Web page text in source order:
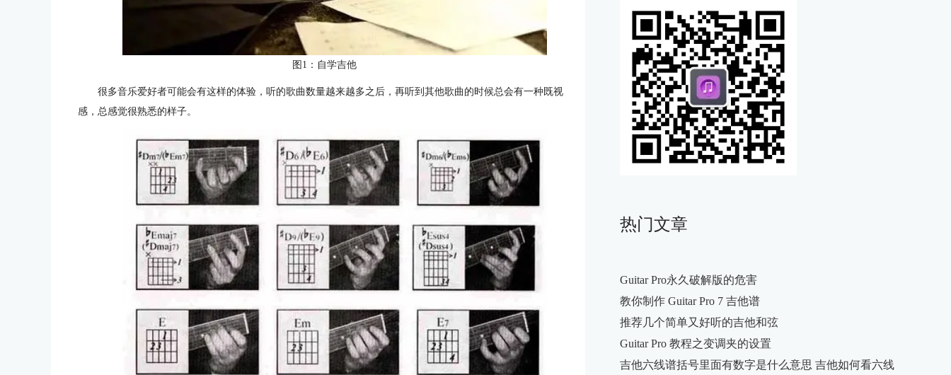
图1：自学吉他
很多音乐爱好者可能会有这样的体验，听的歌曲数量越来越多之后，再听到其他歌曲的时候总会有一种既视
感，总感觉很熟悉的样子。
热门文章
Guitar Pro永久破解版的危害
教你制作 Guitar Pro 7 吉他谱
推荐几个简单又好听的吉他和弦
Guitar Pro 教程之变调夹的设置
吉他六线谱括号里面有数字是什么意思 吉他如何看六线